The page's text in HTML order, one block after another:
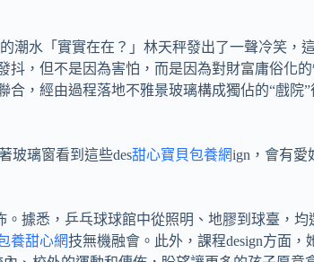
潮水「實實在在？」林天秤發出了一聲冷笑，
，但不是因為害怕，而是因為對財富庸俗化
合，經由過程落地不雅景玻璃構成獨佔的“戲
玻璃窗看到這些des甜心寶貝包養網ign，會有愛
據悉，乒乓球球館中從照明、地膠到球臺，
養甜心網技無機融會。此外，課程design方面